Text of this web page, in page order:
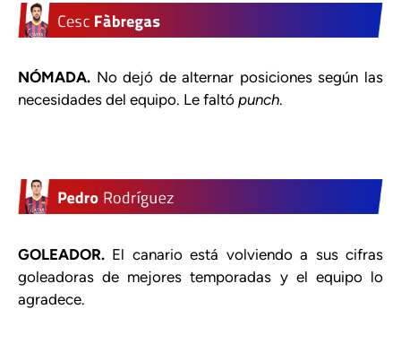
NÓMADA. No dejó de alternar posiciones según las
necesidades del equipo. Le faltó punch.
GOLEADOR. El canario está volviendo a sus cifras
goleadoras de mejores temporadas y el equipo lo
agradece.